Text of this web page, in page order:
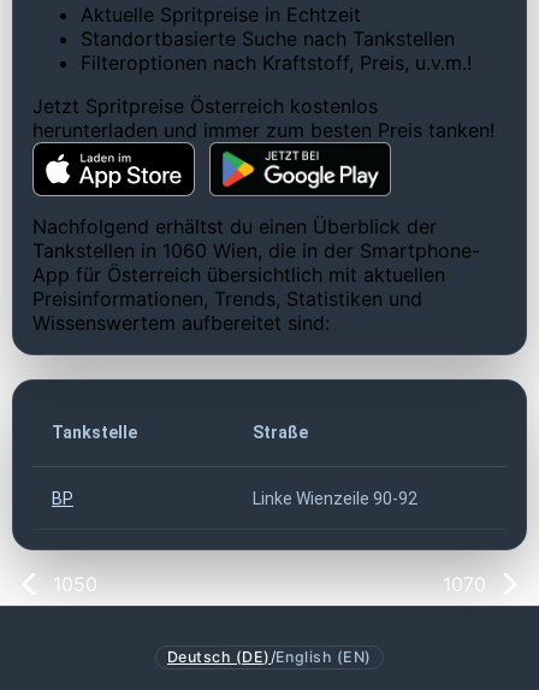
Aktuelle Spritpreise in Echtzeit
Standortbasierte Suche nach Tankstellen
Filteroptionen nach Kraftstoff, Preis, u.v.m.!
Jetzt Spritpreise Österreich kostenlos
herunterladen und immer zum besten Preis tanken!
Nachfolgend erhältst du einen Überblick der
Tankstellen in 1060 Wien, die in der Smartphone-
App für Österreich übersichtlich mit aktuellen
Preisinformationen, Trends, Statistiken und
Wissenswertem aufbereitet sind:
Tankstelle Straße
BP Linke Wienzeile 90-92
1050 1070
Deutsch (DE) /English (EN)